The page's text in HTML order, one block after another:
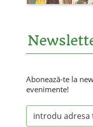
Abonează-te la
evenimente!